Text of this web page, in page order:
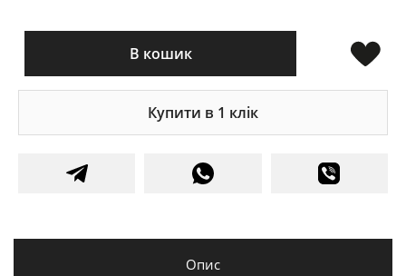
В кошик
Купити в 1 клік
Опис